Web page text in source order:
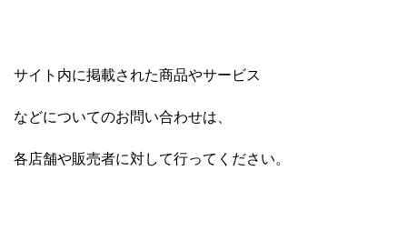
サイト内に掲載された商品やサービス
などについてのお問い合わせは、
各店舗や販売者に対して行ってください。